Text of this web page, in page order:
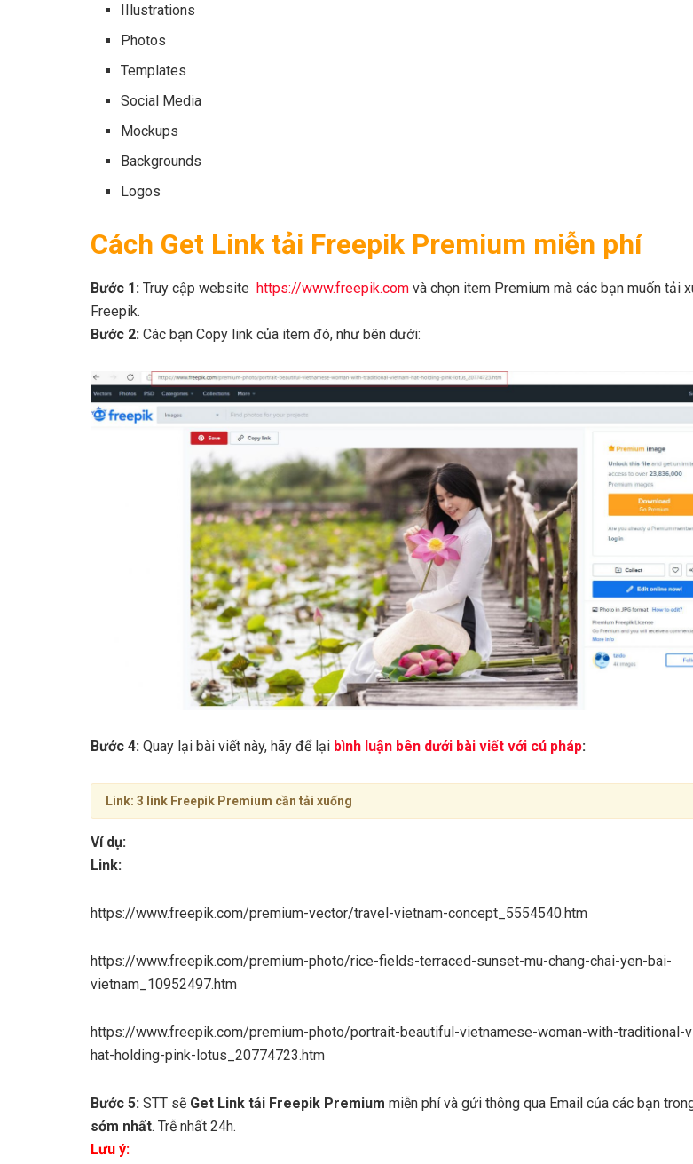
IIlustrations
Photos
Templates
Social Media
Mockups
Backgrounds
Logos
Cách Get Link tải Freepik Premium miễn phí
Bước 1: Truy cập website https://www.freepik.com và chọn item Premium mà các bạn muốn tải
Freepik.
Bước 2: Các bạn Copy link của item đó, như bên dưới:
Bước 4: Quay lại bài viết này, hãy để lại bình luận bên dưới bài viết với cú pháp:
Link: 3 link Freepik Premium cần tải xuống
Ví dụ:
Link:
https://www.freepik.com/premium-vector/travel-vietnam-concept_5554540.htm
https://www.freepik.com/premium-photo/rice-fields-terraced-sunset-mu-chang-chai-yen-bai-
vietnam_10952497.htm
https://www.freepik.com/premium-photo/portrait-beautiful-vietnamese-woman-with-traditional-
hat-holding-pink-lotus_20774723.htm
Bước 5: STT sẽ Get Link tải Freepik Premium miễn phí và gửi thông qua Email của các bạn
sớm nhất. Trễ nhất 24h.
Lưu ý: